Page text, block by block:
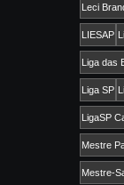
Leci
LIESAP
Liga das
Liga SP
LigaSP
Mestre
Mestre-